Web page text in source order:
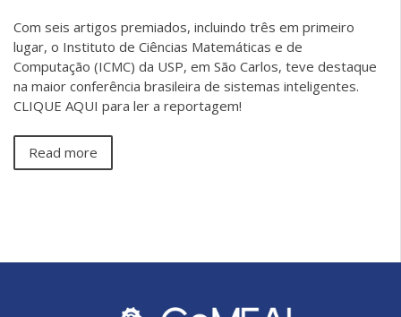
Com seis artigos premiados, incluindo três em primeiro
lugar, o Instituto de Ciências Matemáticas e de
Computação (ICMC) da USP, em São Carlos, teve destaque
na maior conferência brasileira de sistemas inteligentes.
CLIQUE AQUI para ler a reportagem!
Read more